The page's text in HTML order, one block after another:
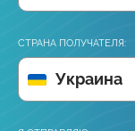
СТРАНА ПОЛУЧАТЕЛЯ:
Украина